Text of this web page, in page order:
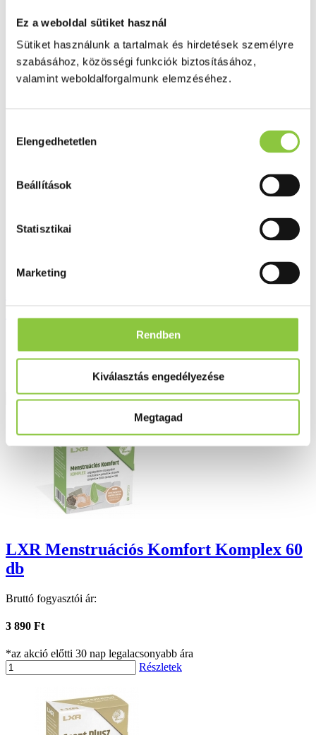
Ez a weboldal sütiket használ
Sütiket használunk a tartalmak és hirdetések személyre
szabásához, közösségi funkciók biztosításához,
valamint weboldalforgalmunk elemzéséhez.
kiválasztása
Elengedhetetlen
Beállítások
Statisztikai
Marketing
Rendben
Kiválasztás engedélyezése
Megtagad
Minőségellenőrzött termékek
Valós gyógyszertári háttér
Folyamatos akciók
Részletek
LXR Menstruációs Komfort Komplex 60
db
Bruttó fogyasztói ár:
3 890 Ft
*az akció előtti 30 nap legalacsonyabb ára
Részletek